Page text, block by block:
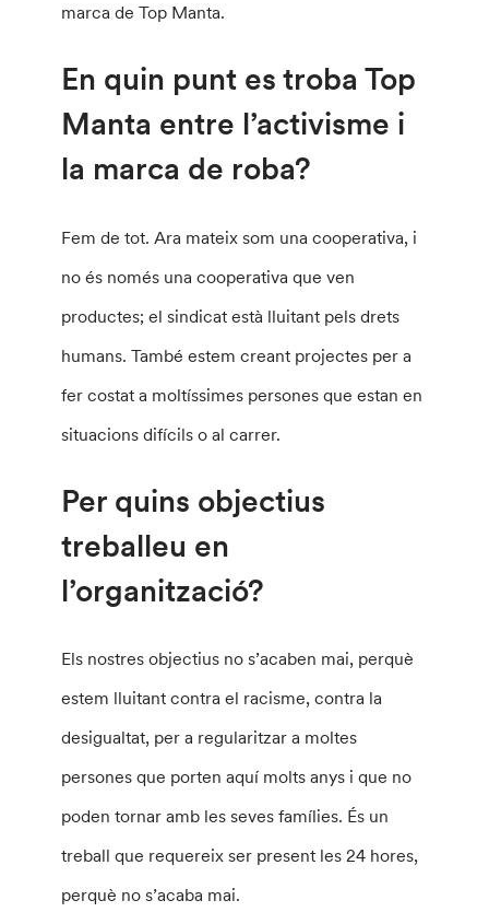
marca de Top Manta.
En quin punt es troba Top
Manta entre l’activisme i
la marca de roba?
Fem de tot. Ara mateix som una cooperativa, i
no és només una cooperativa que ven
productes; el sindicat està lluitant pels drets
humans. També estem creant projectes per a
fer costat a moltíssimes persones que estan en
situacions difícils o al carrer.
Per quins objectius
treballeu en
l’organització?
Els nostres objectius no s’acaben mai, perquè
estem lluitant contra el racisme, contra la
desigualtat, per a regularitzar a moltes
persones que porten aquí molts anys i que no
poden tornar amb les seves famílies. És un
treball que requereix ser present les 24 hores,
perquè no s’acaba mai.